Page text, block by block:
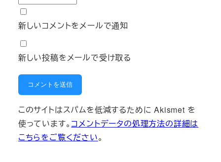
新しいコメントをメールで通知
新しい投稿をメールで受け取る
このサイトはスパムを低減するために Akismet を
使っています。 コメントデータの処理方法の詳細は
こちらをご覧ください。